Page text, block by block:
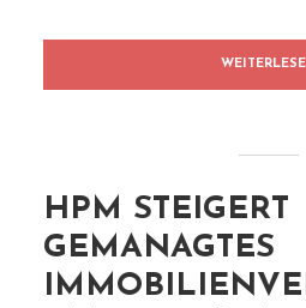
HPM STEIGERT
GEMANAGTES